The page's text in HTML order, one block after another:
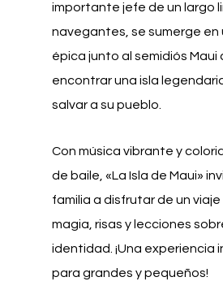
importante jefe de un largo
navegantes, se sumerge en
épica junto al semidiós Maui
encontrar una isla
salvar a su pueblo.
Con música vibrante y
de baile, «La Isla de Maui»
familia a disfrutar de un viaje
magia, risas y lecciones
identidad. ¡Una experiencia
para grandes y pequeños!